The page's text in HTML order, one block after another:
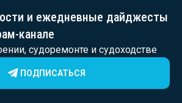
и ежедневные дайджесты
канале
судоремонте и судоходстве
ПОДПИСАТЬСЯ